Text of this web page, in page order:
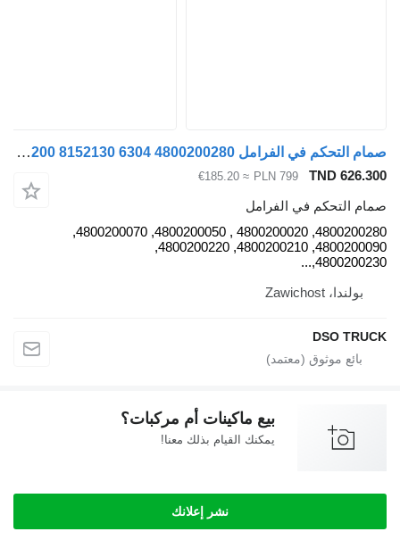
صمام التحكم في الفرامل WABCO 4800200200 8152130 6304 4800200280 لـ السيارات القاطرة MAN TGX/ TGL/ TGM
TND
PLN 799
≈ €185.20
التحكم في الفرامل
4800200280, 4800200020 , 4800200050, 4800200070,
4800200090, 4800200210, 4800200220,
بولندا، Zawichost
DSO
بيع ماكينات أم مركبات؟
يمكنك القيام بذلك معنا!
نشر إعلانك